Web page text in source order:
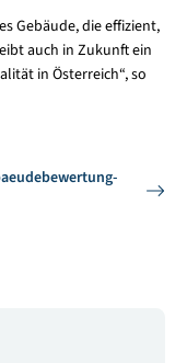
Gebäude, die effizient,
auch in Zukunft ein
in Österreich“, so